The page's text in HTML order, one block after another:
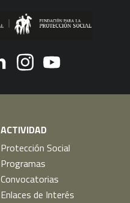
ACTIVIDAD
Protección Social
Programas
Convocatorias
Enlaces de Interés